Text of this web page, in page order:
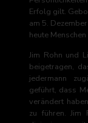
Erfolg gilt.
am 5.
heute
Jim Rohn und
beigetragen,
jedermann
geführt, dass
verändert
zu führen. Jim